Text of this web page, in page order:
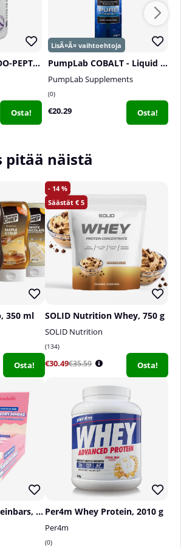
Sportlab Focus, NOO-PEPT, 90 caps
Osta!
PumpLab COBALT - Liquid Glycerol, 500 ml
PumpLab Supplements
0
€20.29 Osta!
pitää näistä
350 ml
Osta!
14
5
SOLID Nutrition Whey, 750 g
SOLID Nutrition
134
€30.49€35.59 Osta!
12 x Barebells Proteinbars, 55 g Per4m Whey Protein, 2010 g
Per4m
0